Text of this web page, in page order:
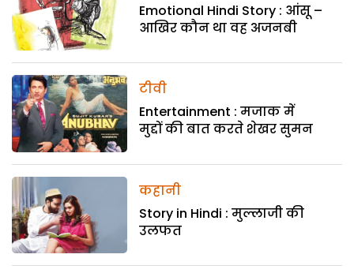
Emotional Hindi Story : आंसू –
आखिर कौन था वह अजनबी
टीवी
Entertainment : मजाक में
मुद्दों की बात करते शेखर सुमन
कहानी
Story in Hindi : मुल्लाजी की
उलफत